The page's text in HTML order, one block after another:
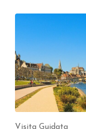
Visita Guidata